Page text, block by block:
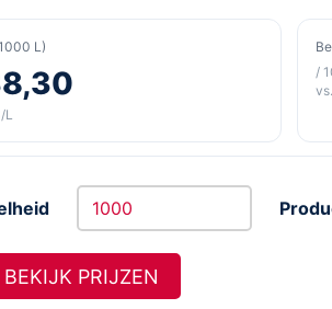
L)
L
/
BEKIJK PRIJZEN